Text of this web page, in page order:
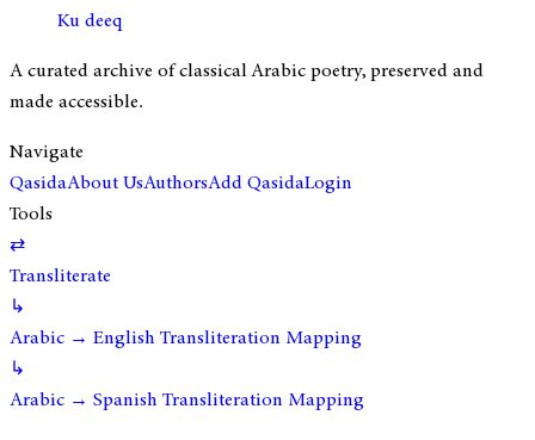
Ku deeq
A curated archive of classical Arabic poetry, preserved and
made accessible.
Navigate
QasidaAbout UsAuthorsAdd QasidaLogin
Tools
⇄
Transliterate
↳
Arabic → English Transliteration Mapping
↳
Arabic → Spanish Transliteration Mapping